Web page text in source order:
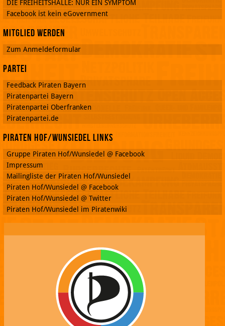
DIE FREIHEITSHALLE: NUR EIN SYMPTOM
Facebook ist kein eGovernment
Mitglied werden
Zum Anmeldeformular
Partei
Feedback Piraten Bayern
Piratenpartei Bayern
Piratenpartei Oberfranken
Piratenpartei.de
Piraten Hof/Wunsiedel Links
Gruppe Piraten Hof/Wunsiedel @ Facebook
Impressum
Mailingliste der Piraten Hof/Wunsiedel
Piraten Hof/Wunsiedel @ Facebook
Piraten Hof/Wunsiedel @ Twitter
Piraten Hof/Wunsiedel im Piratenwiki